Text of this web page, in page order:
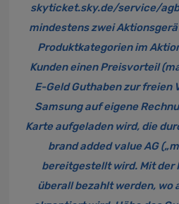
skyticket.sky.de/service/agb
mindestens zwei
Produktkategorienim
Kunden einen Preisvorteil
E-Geld Guthaben zur freien
Samsung auf eigene
Karte aufgeladen wird, die
brand added value AG
bereitgestellt wird. Mit der
überall bezahlt werden, wo